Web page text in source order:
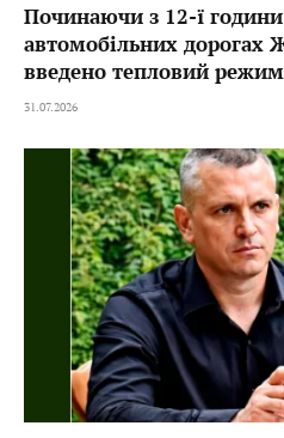
Починаючи з 12-ї
автомобільних
введено тепловий
31.07.2026